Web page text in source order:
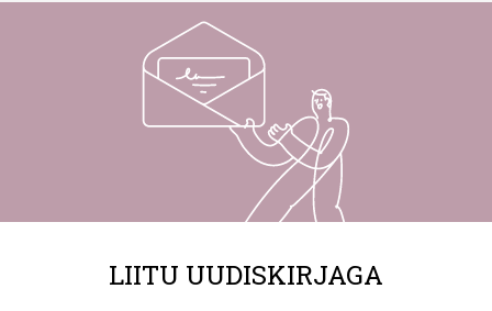
LIITU UUDISKIRJAGA